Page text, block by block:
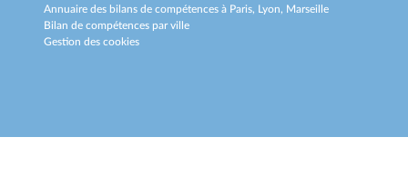
Annuaire des bilans de compétences à Paris, Lyon, Marseille
Bilan de compétences par ville
Gestion des cookies